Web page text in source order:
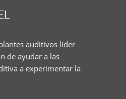
auditivos líder
de ayudar a las
a experimentar la